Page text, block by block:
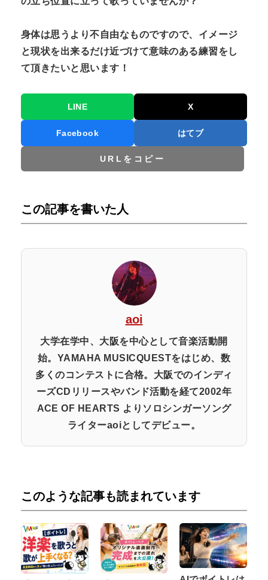
身体は思うより不自由なものですので、イメージ
と現状を出来るだけ近づけて意味のある練習をし
て頂きたいと思います！
LINE X
Facebook はてブ
URLをコピー
この記事を書いた人
aoi
大学在学中、大阪を中心として音楽活動開
始。YAMAHA MUSICQUESTをはじめ、数
多くのコンテストに合格。大阪でのインディ
ーズCDリリースやバンド活動を経て2002年
ACE OF HEARTS よりソロシンガーソング
ライターaoiとしてデビュー。
このような記事も読まれています